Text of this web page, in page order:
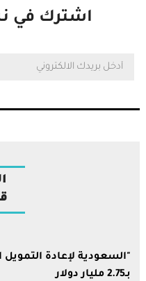
اشترك في
"السعودية لإعادة
بـ2.75 مليار دولار